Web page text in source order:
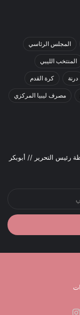
المجلس الرئاسي
المنتخب الليبي
درنة كرة القدم
مصرف ليبيا المركزي
رئيس التحرير // أبوبكر